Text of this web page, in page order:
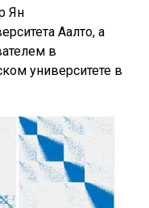
Ян
Аалто, а
в
университете в